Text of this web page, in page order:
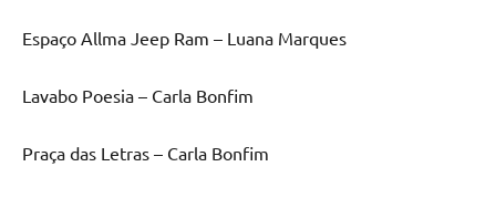
Espaço Allma Jeep Ram – Luana Marques
Lavabo Poesia – Carla Bonfim
Praça das Letras – Carla Bonfim